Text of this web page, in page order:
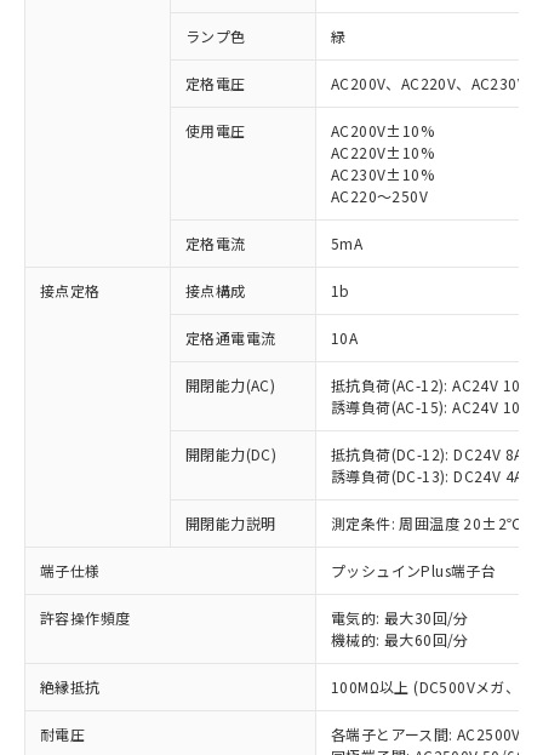
ランプ色 緑
定格電圧 AC200V、AC220V、AC230V
使用電圧
AC200V±10%
AC220V±10%
AC230V±10%
AC220～250V
定格電流 5mA
接点定格 接点構成 1b
定格通電電流 10A
開閉能力(AC)
抵抗負荷(AC-12): AC24V 10A/
誘導負荷(AC-15): AC24V
開閉能力(DC)
抵抗負荷(DC-12): DC24V 8A/
誘導負荷(DC-13): DC24V 4A/
開閉能力説明 測定条件: 周囲温度 20±2℃、
端子仕様 プッシュインPlus端子台
許容操作頻度
電気的: 最大30回/分
機械的: 最大60回/分
絶縁抵抗 100MΩ以上 (DC500Vメガ、点
耐電圧
各端子とアース間: AC2500V
ご利用条件
以下の条件をお読みいただき、同意のうえ
本サービスは、当社制御機器事業取扱
商品の当社在庫状況および標準価格
(税抜)を提供させていただくもので
当社制御機器事業取扱商品の中には、
本サービスの対象外となる商品もある
ことをご了承ください。
在庫状況および標準価格照会結果は、
記載している更新日時点での社内デー
タに基づき作成されるものであり、閲
準価格とは異なる場合があることをご
対応済み：EU RoHS指令（10物質）の
非含有に対応した製品が提供可能な商品で
対応予定：EU RoHS指令（10物質）の非含
有に対応した製品に切り替える予定のある
対応予定なし：EU RoHS指令（10物質）の
非含有に非対応の商品で、対応品を出す予
調査・確認中：EU RoHS指令（10物質）の
非含有の対応状況を調査中または確認中の
非該当品：ライセンス料など無形物で、有
害物質有無と関係のない商品です。
仕入先様の事情により、非含有部品として
いたものが、含有品と判明した場合などや
むを得ず変更することがあります。
*EU RoHS指令（10物質）：
鉛(Pb) 1000ppm以下、 水銀(Hg) 1000ppm以下、 カド
六価クロム(Cr(Ⅵ)) 1000ppm以下、ポリ臭化ビフェニル
「○」：最大均質材料含有率が中国RoHSの
基準値以下であることを示します。
「×」：最大均質材料含有率が中国RoHSの
基準値を超えていることを示します。
「－」：未確認です。当社販売部門へお問
当社は、これら貴社製品のうち、外国
為替および外国貿易法に定める商品
（以下｢規制貨物等」という）を輸出
または国外への提供する場合は、日本
国政府の輸出許可(または役務取引許
可)を取得するなどの必要な手続きを